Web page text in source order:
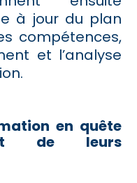
à jour du plan
compétences,
et l’analyse
en quête
de leurs